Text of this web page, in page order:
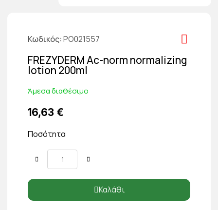
Κωδικός PO021557
FREZYDERM Ac-norm normalizing
lotion 200ml
Άμεσα διαθέσιμο
16,63 €
Ποσότητα
Καλάθι